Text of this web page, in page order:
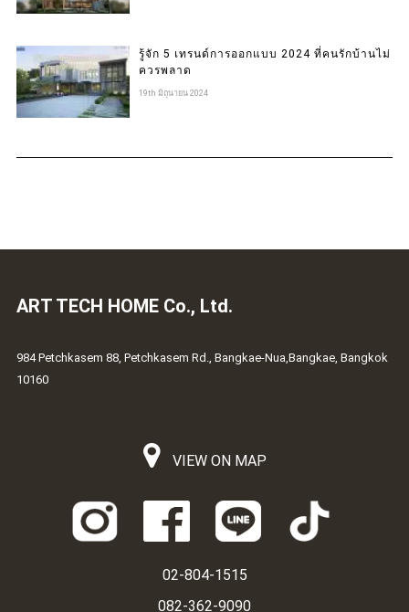
รู้จัก 5 เทรนด์การออกแบบ 2024 ที่คนรักบ้านไม่
ควรพลาด
19th มิถุนายน 2024
ART TECH HOME Co., Ltd.
984 Petchkasem 88, Petchkasem Rd., Bangkae-Nua,Bangkae, Bangkok
10160
VIEW ON MAP
02-804-1515
082-362-9090